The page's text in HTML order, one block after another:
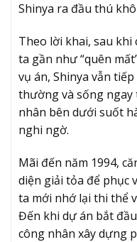
Shinya ra đầu thú
Theo lời khai, sau
ta gần như “quên
vụ án, Shinya vẫn
thường và sống ngay
nhân bên dưới suốt
nghi ngờ.
Mãi đến năm 1994,
diện giải tỏa để phục
ta mới nhớ lại thi thể
Đến khi dự án bắt
công nhân xây dựng